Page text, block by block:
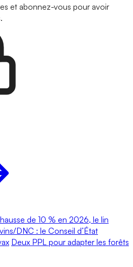
et abonnez-vous pour avoir
de 10 % en 2026, le lin
DNC : le Conseil d’État
Deux PPL pour adapter les forêts